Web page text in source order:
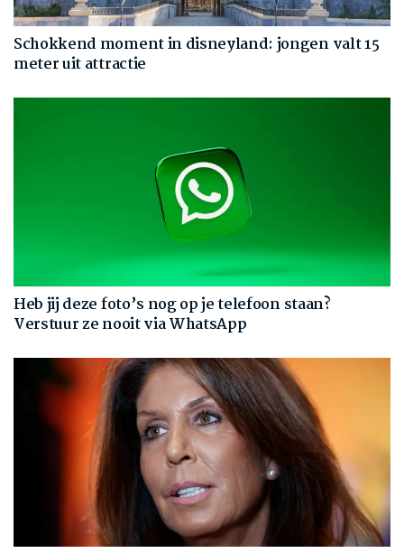
Schokkend moment in disneyland: jongen valt 15
meter uit attractie
Heb jij deze foto’s nog op je telefoon staan?
Verstuur ze nooit via WhatsApp